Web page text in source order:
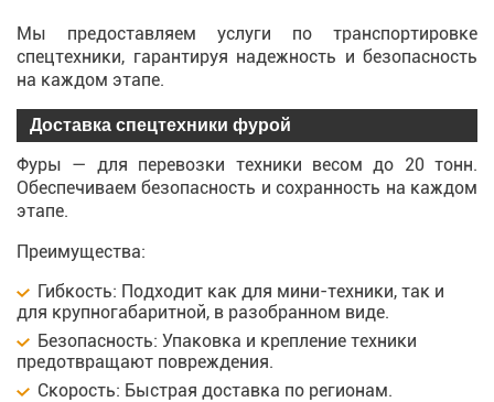
Мы предоставляем услуги по транспортировке
спецтехники, гарантируя надежность и безопасность
на каждом этапе.
Доставка спецтехники фурой
Фуры — для перевозки техники весом до 20 тонн.
Обеспечиваем безопасность и сохранность на каждом
этапе.
Преимущества:
Гибкость: Подходит как для мини-техники, так и
для крупногабаритной, в разобранном виде.
Безопасность: Упаковка и крепление техники
предотвращают повреждения.
Скорость: Быстрая доставка по регионам.